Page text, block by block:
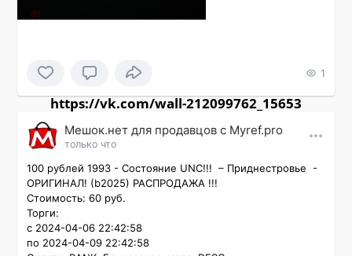
1
https://vk.com/wall-212099762_15653
Мешок.нет для продавцов c Myref.pro
только что
100 рублей 1993 - Состояние UNC!!!  – Приднестровье  -
ОРИГИНАЛ! (b2025) РАСПРОДАЖА !!!
Стоимость: 60 руб.
Торги:
с 2024-04-06 22:42:58
по 2024-04-09 22:42:58